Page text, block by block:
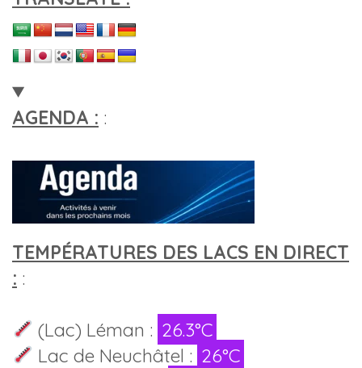
AGENDA : :
TEMPÉRATURES DES LACS EN DIRECT
: :
(Lac) Léman : 26.3°C
Lac de Neuchâtel : 26°C